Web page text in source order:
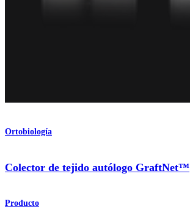
Ortobiología
Colector de tejido autólogo GraftNet™
Producto